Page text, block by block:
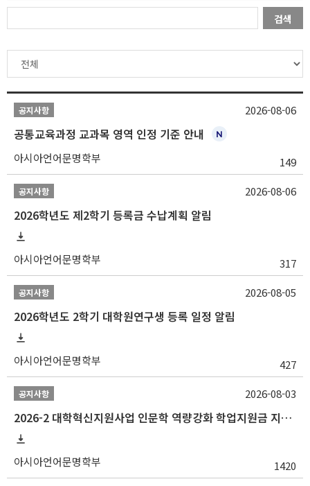
검색
공지사항
공통교육과정 교과목 영역 인정 기준 안내
아시아언어문명학부 149
2026-08-06
공지사항
2026학년도 제2학기 등록금 수납계획 알림
아시아언어문명학부 317
2026-08-06
공지사항
2026학년도 2학기 대학원연구생 등록 일정 알림
아시아언어문명학부 427
2026-08-05
공지사항
2026-2 대학혁신지원사업 인문학 역량강화 학업지원금 지원 선발 안내 (학/석/박사)
아시아언어문명학부 1420
2026-08-03